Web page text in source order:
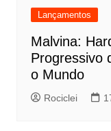
Lançamentos
Malvina:
Progressivo
o Mundo
Rociclei